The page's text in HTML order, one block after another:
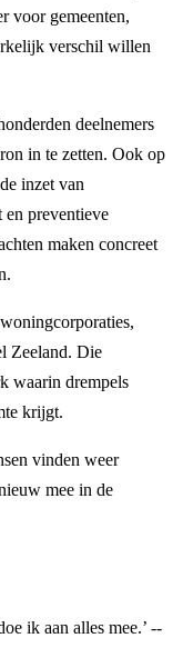
voor gemeenten,
verschil willen
deelnemers
in te zetten. Ook op
inzet van
en preventieve
maken concreet
Zeeland. Die
waarin drempels
krijgt.
vinden weer
mee in de
ik aan alles mee.’ --